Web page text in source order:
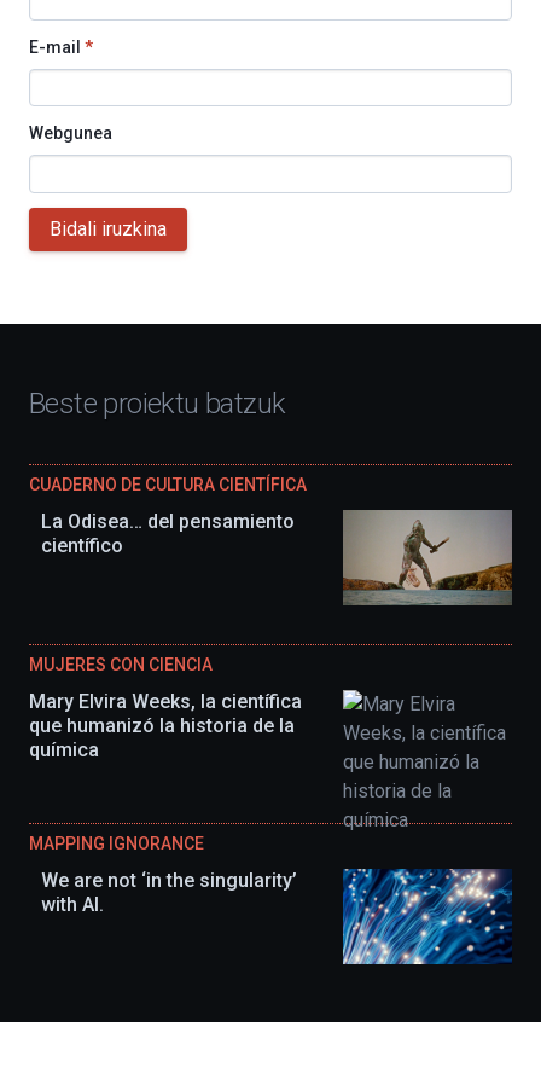
E-mail *
Webgunea
Bidali iruzkina
Beste proiektu batzuk
CUADERNO DE CULTURA CIENTÍFICA
La Odisea… del pensamiento
científico
MUJERES CON CIENCIA
Mary Elvira Weeks, la científica
que humanizó la historia de la
química
MAPPING IGNORANCE
We are not ‘in the singularity’
with AI.